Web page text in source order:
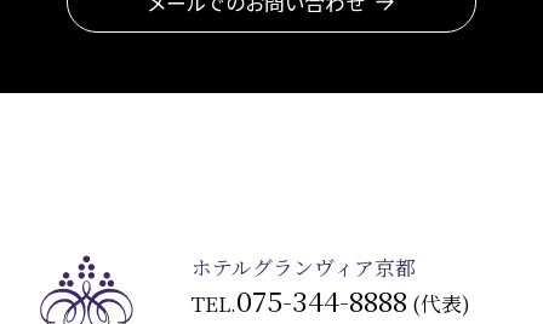
ホテルグランヴィア京都
TEL.075-344-8888 (代表)